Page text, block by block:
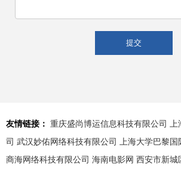
友情链接： 重庆盛尚博运信息科技有限公司
司 武汉妙佑网络科技有限公司 上海大学巴黎
商海网络科技有限公司 海南电影网 西安市新城